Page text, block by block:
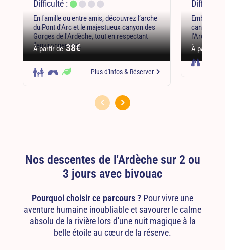
À partir de38€
Difficulté :
En famille ou entre amis, découvrez l’arche
du Pont d'Arc et le majestueux canyon des
Gorges de l'Ardèche, tout en respectant
l'environnement.
Plus d'infos& Réserver
À partir de
canoë au
l'Ardèche.
Nos descentes de l'Ardèche sur 2 ou
3 jours avec bivouac
Pourquoi choisir ce parcours ? Pour vivre une
aventure humaine inoubliable et savourer le calme
absolu de la rivière lors d'une nuit magique à la
belle étoile au cœur de la réserve.